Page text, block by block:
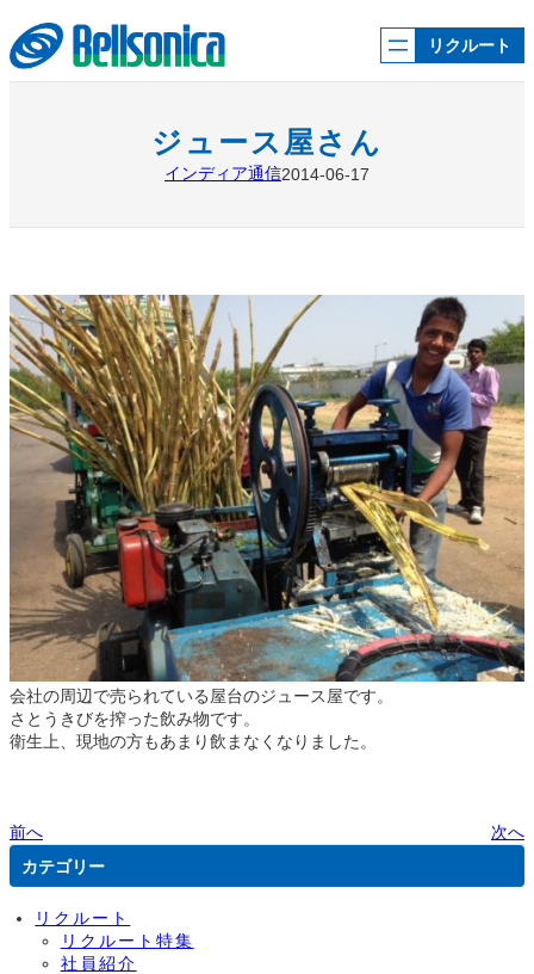
容
を
ス
リクルート
ジュース屋さん
インディア通信2014-06-17
会社の周辺で売られている屋台のジュース屋です。
さとうきびを搾った飲み物です。
衛生上、現地の方もあまり飲まなくなりました。
前へ
次へ
カテゴリー
リクルート
リクルート特集
社員紹介